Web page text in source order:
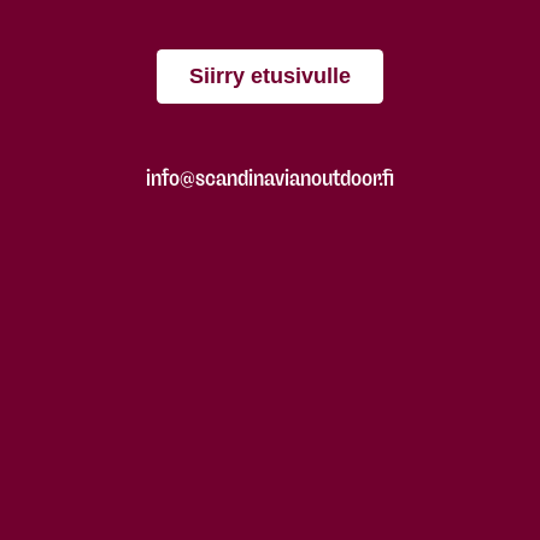
Siirry etusivulle
info@scandinavianoutdoor.fi